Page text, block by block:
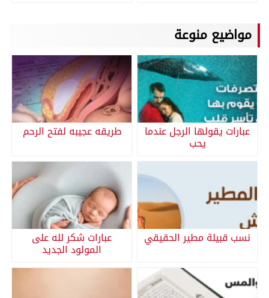
مواضيع منوعة
عبارات يقولها الرجل عندما
يحب
طريقه عجيبه لفتح الرحم
نسب قبيلة مطير الحقيقي عبارات شكر لله على
المولود الجديد